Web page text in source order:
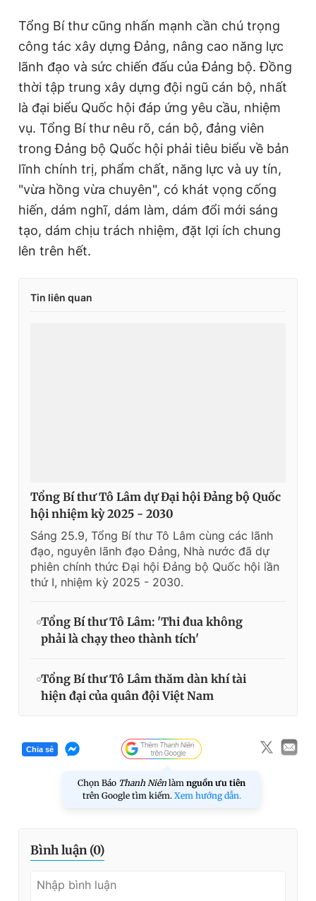
Tổng Bí thư cũng nhấn mạnh cần chú trọng
công tác xây dựng Đảng, nâng cao năng lực
lãnh đạo và sức chiến đấu của Đảng bộ. Đồng
thời tập trung xây dựng đội ngũ cán bộ, nhất
là đại biểu Quốc hội đáp ứng yêu cầu, nhiệm
vụ. Tổng Bí thư nêu rõ, cán bộ, đảng viên
trong Đảng bộ Quốc hội phải tiêu biểu về bản
lĩnh chính trị, phẩm chất, năng lực và uy tín,
"vừa hồng vừa chuyên", có khát vọng cống
hiến, dám nghĩ, dám làm, dám đổi mới sáng
tạo, dám chịu trách nhiệm, đặt lợi ích chung
lên trên hết.
Tin liên quan
Tổng Bí thư Tô Lâm dự Đại hội Đảng bộ Quốc
hội nhiệm kỳ 2025 - 2030
Sáng 25.9, Tổng Bí thư Tô Lâm cùng các lãnh
đạo, nguyên lãnh đạo Đảng, Nhà nước đã dự
phiên chính thức Đại hội Đảng bộ Quốc hội lần
thứ I, nhiệm kỳ 2025 - 2030.
Tổng Bí thư Tô Lâm: 'Thi đua không
phải là chạy theo thành tích'
Tổng Bí thư Tô Lâm thăm dàn khí tài
hiện đại của quân đội Việt Nam
Chia sẻ
Chọn Báo Thanh Niên làm nguồn ưu tiên
trên Google tìm kiếm. Xem hướng dẫn.
Bình luận (0)